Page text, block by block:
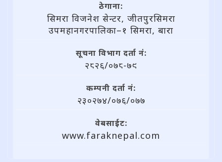
ठेगाना:
सिमरा विजनेश सेन्टर, जीतपुरसिमरा
उपमहानगरपालिका–१ सिमरा, बारा
सूचना विभाग दर्ता नं:
२८२६/०७८-७९
कम्पनी दर्ता नं:
२३०२७४/०७६/०७७
वेबसाईट:
www.faraknepal.com